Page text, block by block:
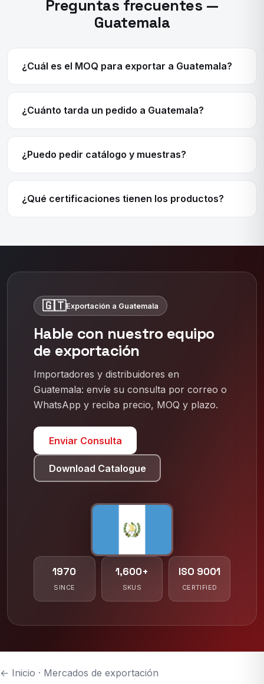
Preguntas frecuentes —
Guatemala
¿Cuál es el MOQ para exportar a Guatemala?
¿Cuánto tarda un pedido a Guatemala?
¿Puedo pedir catálogo y muestras?
¿Qué certificaciones tienen los productos?
🇬🇹Exportación a Guatemala
Hable con nuestro equipo
de exportación
Importadores y distribuidores en
Guatemala: envíe su consulta por correo o
WhatsApp y reciba precio, MOQ y plazo.
Enviar Consulta
Download Catalogue
1970
SINCE
1,600+
SKUS
ISO 9001
CERTIFIED
← Inicio · Mercados de exportación